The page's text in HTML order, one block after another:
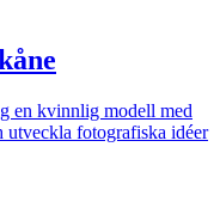
en kvinnlig modell med
utveckla fotografiska idéer